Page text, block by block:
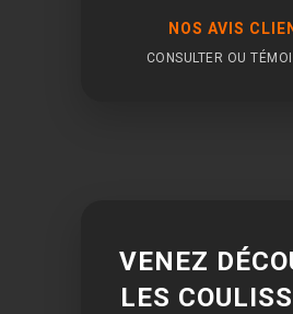
NOS AVIS
CONSULTER OU
VENEZ
LES